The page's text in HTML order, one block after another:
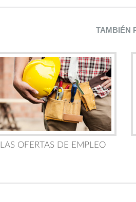
TAMBIÉN
OFERTAS DE EMPLEO